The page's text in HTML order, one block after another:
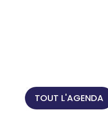
TOUT L'AGENDA